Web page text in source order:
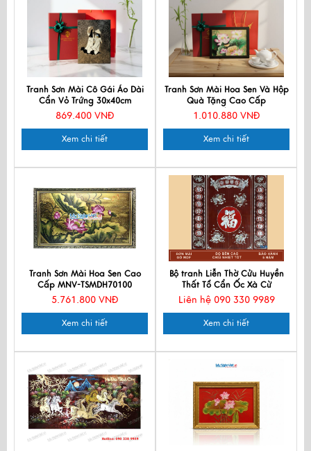
Tranh Sơn Mài Cô Gái Áo Dài
Cẩn Vỏ Trứng 30x40cm
TSM345.8
869.400 VNĐ
Xem chi tiết
Tranh Sơn Mài Hoa Sen Và Hộp
Quà Tặng Cao Cấp
TBL34/17K3-8
1.010.880 VNĐ
Xem chi tiết
Tranh Sơn Mài Hoa Sen Cao
Cấp MNV-TSMDH70100
5.761.800 VNĐ
Xem chi tiết
Bộ tranh Liễn Thờ Cửu Huyền
Thất Tổ Cẩn Ốc Xà Cừ
1.26mx1.26m
Liên hệ 090 330 9989
Xem chi tiết